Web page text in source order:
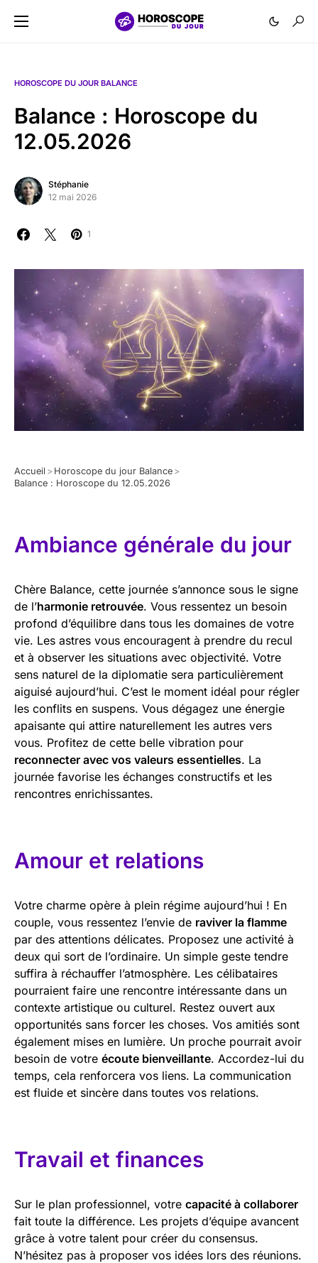
HOROSCOPE DU JOUR BALANCE
Balance : Horoscope du
12.05.2026
Stéphanie
12 mai 2026
1
Accueil > Horoscope du jour Balance >
Balance : Horoscope du 12.05.2026
Ambiance générale du jour
Chère Balance, cette journée s’annonce sous le signe
de l’harmonie retrouvée. Vous ressentez un besoin
profond d’équilibre dans tous les domaines de votre
vie. Les astres vous encouragent à prendre du recul
et à observer les situations avec objectivité. Votre
sens naturel de la diplomatie sera particulièrement
aiguisé aujourd’hui. C’est le moment idéal pour régler
les conflits en suspens. Vous dégagez une énergie
apaisante qui attire naturellement les autres vers
vous. Profitez de cette belle vibration pour
reconnecter avec vos valeurs essentielles. La
journée favorise les échanges constructifs et les
rencontres enrichissantes.
Amour et relations
Votre charme opère à plein régime aujourd’hui ! En
couple, vous ressentez l’envie de raviver la flamme
par des attentions délicates. Proposez une activité à
deux qui sort de l’ordinaire. Un simple geste tendre
suffira à réchauffer l’atmosphère. Les célibataires
pourraient faire une rencontre intéressante dans un
contexte artistique ou culturel. Restez ouvert aux
opportunités sans forcer les choses. Vos amitiés sont
également mises en lumière. Un proche pourrait avoir
besoin de votre écoute bienveillante. Accordez-lui du
temps, cela renforcera vos liens. La communication
est fluide et sincère dans toutes vos relations.
Travail et finances
Sur le plan professionnel, votre capacité à collaborer
fait toute la différence. Les projets d’équipe avancent
grâce à votre talent pour créer du consensus.
N’hésitez pas à proposer vos idées lors des réunions.